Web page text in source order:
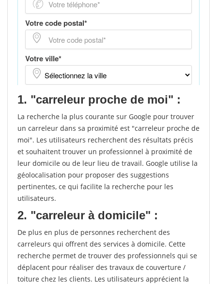
1. "carreleur proche de moi" :
La recherche la plus courante sur Google pour trouver
un carreleur dans sa proximité est "carreleur proche de
moi". Les utilisateurs recherchent des résultats précis
et souhaitent trouver un professionnel à proximité de
leur domicile ou de leur lieu de travail. Google utilise la
géolocalisation pour proposer des suggestions
pertinentes, ce qui facilite la recherche pour les
utilisateurs.
2. "carreleur à domicile" :
De plus en plus de personnes recherchent des
carreleurs qui offrent des services à domicile. Cette
recherche permet de trouver des professionnels qui se
déplacent pour réaliser des travaux de couverture /
toiture chez les clients. Les utilisateurs apprécient la